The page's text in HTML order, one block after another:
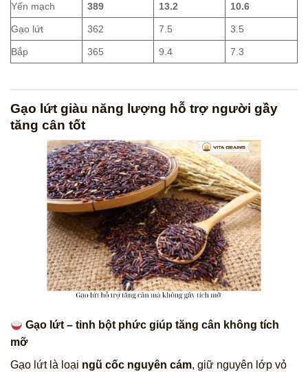
Yến mạch 389 13.2 10.6
Gạo lứt 362 7.5 3.5
Bắp 365 9.4 7.3
Gạo lứt giàu năng lượng hỗ trợ người gầy
tăng cân tốt
Gạo lứt – tinh bột phức giúp tăng cân không tích
mỡ
Gạo lứt là loại ngũ cốc nguyên cám, giữ nguyên lớp vỏ